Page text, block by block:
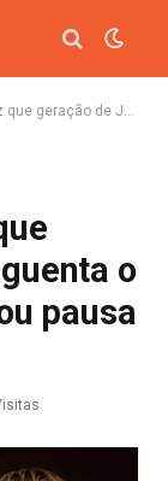
o tranco’; cantor anunciou pausa na carreira
o
pausa